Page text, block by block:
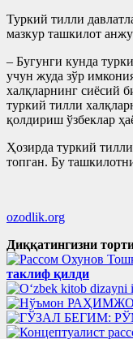
Туркий тилли
мазкур ташкилот
– Бугунги кунда
учун жуда зўр
халқларнинг сиёсий
туркий тилли
қолдириш ўзбеклар
Ҳозирда туркий
топган. Бу
ozodlik.org
Диққатингизни
таклиф қилди